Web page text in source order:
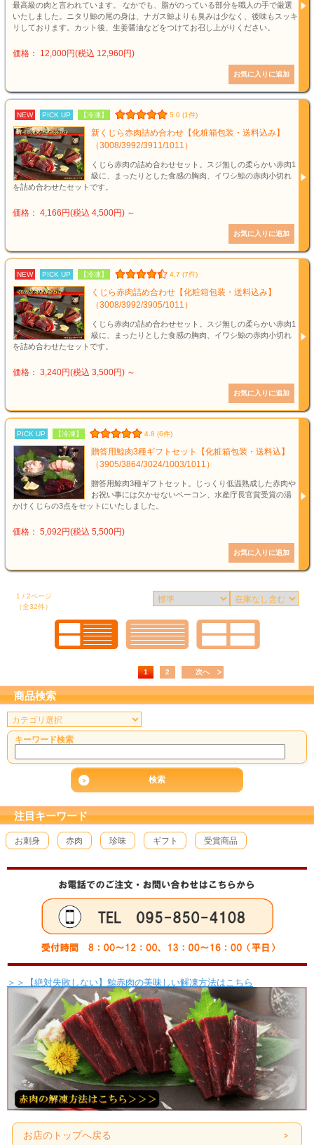
最高級の肉と言われています。 なかでも、脂がのっている部分を職人の手で厳選
いたしました。ニタリ鯨の尾の身は、ナガス鯨よりも臭みは少なく、後味もスッキ
リしております。カット後、生姜醤油などをつけてお召し上がりください。
価格： 12,000円(税込 12,960円)
NEW PICK UP 【冷凍】 5.0 (1件)
新くじら赤肉詰め合わせ【化粧箱包装・送料込み】
（3008/3992/3911/1011）
くじら赤肉の詰め合わせセット。スジ無しの柔らかい赤肉1
級に、まったりとした食感の胸肉、イワシ鯨の赤肉小切れ
を詰め合わせたセットです。
価格： 4,166円(税込 4,500円) ～
NEW PICK UP 【冷凍】 4.7 (7件)
くじら赤肉詰め合わせ【化粧箱包装・送料込み】
（3008/3992/3905/1011）
くじら赤肉の詰め合わせセット。スジ無しの柔らかい赤肉1
級に、まったりとした食感の胸肉、イワシ鯨の赤肉小切れ
を詰め合わせたセットです。
価格： 3,240円(税込 3,500円) ～
PICK UP 【冷凍】 4.8 (6件)
贈答用鯨肉3種ギフトセット【化粧箱包装・送料込】
（3905/3864/3024/1003/1011）
贈答用鯨肉3種ギフトセット。じっくり低温熟成した赤肉や
お祝い事には欠かせないベーコン、水産庁長官賞受賞の湯
かけくじらの3点をセットにいたしました。
価格： 5,092円(税込 5,500円)
1 / 2ページ
（全32件）
1 2 次へ
商品検索
キーワード検索
注目キーワード
お刺身 赤肉 珍味 ギフト 受賞商品
＞＞【絶対失敗しない】鯨赤肉の美味しい解凍方法はこちら
お店のトップへ戻る